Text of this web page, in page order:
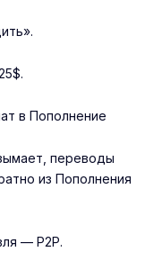
переводы
из Пополнения
— P2P.